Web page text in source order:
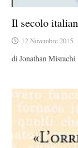
Il secolo
12 Novembre 2015
di Jonathan Misrachi